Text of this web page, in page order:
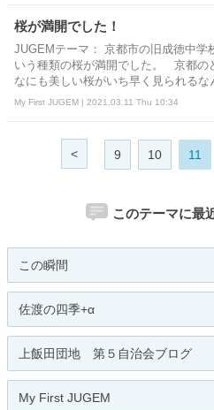
桜が満開でした！
JUGEMテーマ： 京都市の旧成徳中
いう種類の桜が満開でした。 京都の
なにも美しい桜がいち早く見られるな
My First JUGEM | 2021.03.11 Thu 10:34
< 9 10 11
このテーマに最
この瞬間
佐渡の四季+α
上飯田団地 第５自治会ブログ
My First JUGEM